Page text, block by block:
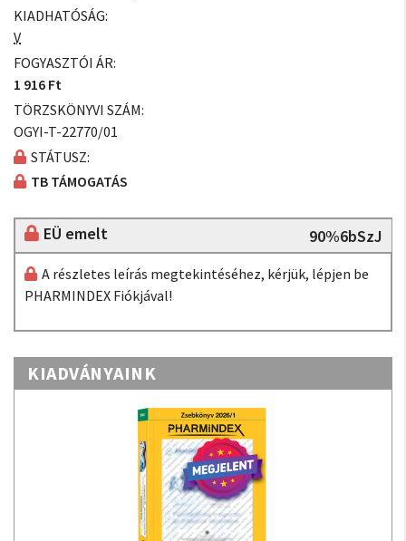
KIADHATÓSÁG:
V
FOGYASZTÓI ÁR:
1 916 Ft
TÖRZSKÖNYVI SZÁM:
OGYI-T-22770/01
STÁTUSZ:
TB TÁMOGATÁS
EÜ emelt 90%6bSzJ
A részletes leírás megtekintéséhez, kérjük, lépjen be
PHARMINDEX Fiókjával!
KIADVÁNYAINK